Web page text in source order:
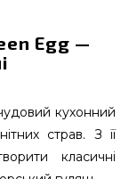
Egg —
кухонний
страв. З її
класичні